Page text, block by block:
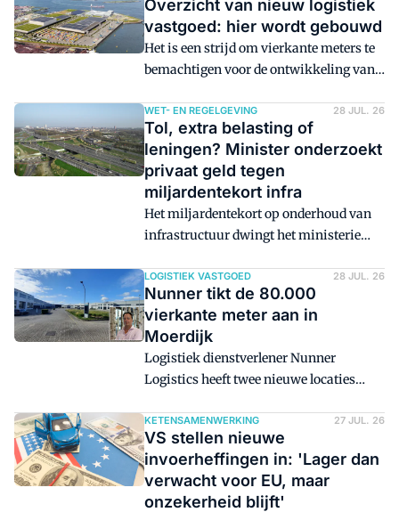
Overzicht van nieuw logistiek
vastgoed: hier wordt gebouwd
Het is een strijd om vierkante meters te
bemachtigen voor de ontwikkeling van
schaars, problemen met netcongestie
zijn aan de orde van de dag en zowel
overheden als omwonenden zijn vaak
kritisch als het gaat om het bouwen van
distributiecentra. Toch worden er volop
nieuwe projecten aangekondigd,
gerealiseerd en overgenomen. Een
WET- EN REGELGEVING 28 JUL. 26
Tol, extra belasting of
leningen? Minister onderzoekt
privaat geld tegen
miljardentekort infra
Het miljardentekort op onderhoud van
infrastructuur dwingt het ministerie
naar onorthodoxe financieringswijzen
te kijken. Er loopt inmiddels een
onderzoek naar de mogelijkheden voor
private investeringen. Tolheffing,
nieuwe belastingen en leningen van
investeerders: het zijn allemaal opties
gehouden.
LOGISTIEK VASTGOED 28 JUL. 26
Nunner tikt de 80.000
vierkante meter aan in
Moerdijk
Logistiek dienstverlener Nunner
Logistics heeft twee nieuwe locaties
totaal telt het bedrijf nu ongeveer 80.000
vierkante meter aan
warehousecapaciteit in de regio.
KETENSAMENWERKING 27 JUL. 26
VS stellen nieuwe
invoerheffingen in: 'Lager dan
verwacht voor EU, maar
onzekerheid blijft'